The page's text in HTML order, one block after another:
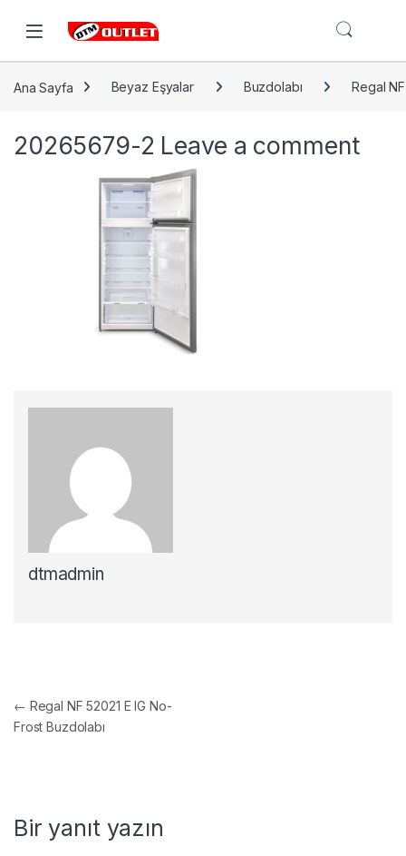
Open
Ana Sayfa Beyaz Eşyalar Buzdolabı Regal
20265679-2 Leave a comment
dtmadmin
Yazı gezinmesi
← Regal NF 52021 E IG No-
Frost Buzdolabı
Bir yanıt yazın